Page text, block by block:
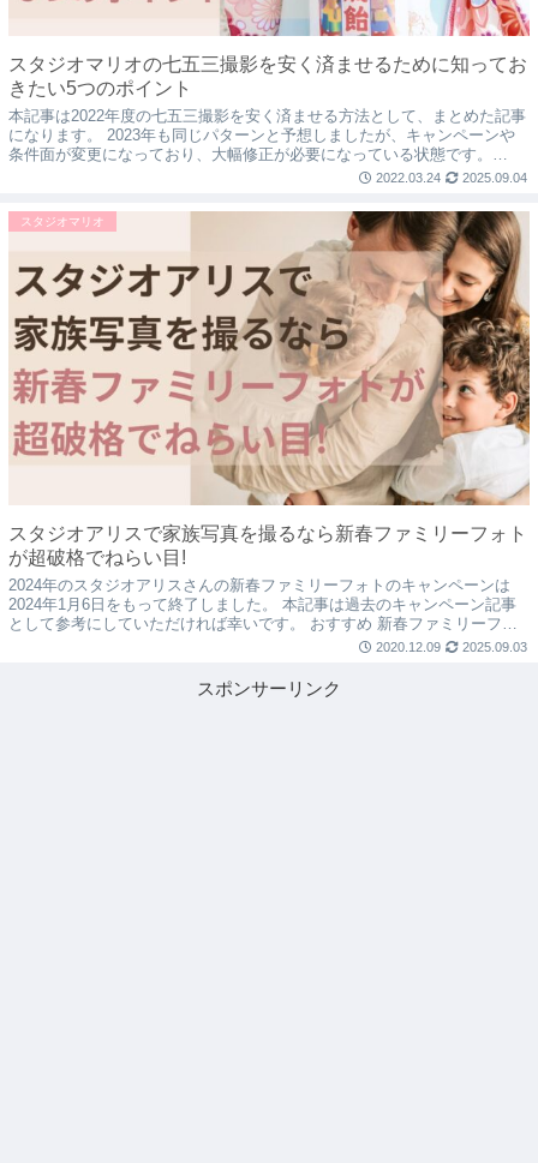
スタジオマリオの七五三撮影を安く済ませるために知ってお
きたい5つのポイント
本記事は2022年度の七五三撮影を安く済ませる方法として、まとめた記事
になります。 2023年も同じパターンと予想しましたが、キャンペーンや
条件面が変更になっており、大幅修正が必要になっている状態です。
2022.03.24 2025.09.04
スタジオマリオ
スタジオアリスで家族写真を撮るなら新春ファミリーフォト
が超破格でねらい目!
2024年のスタジオアリスさんの新春ファミリーフォトのキャンペーンは
2024年1月6日をもって終了しました。 本記事は過去のキャンペーン記事
として参考にしていただければ幸いです。 おすすめ 新春ファミリーフォ
2020.12.09 2025.09.03
スポンサーリンク